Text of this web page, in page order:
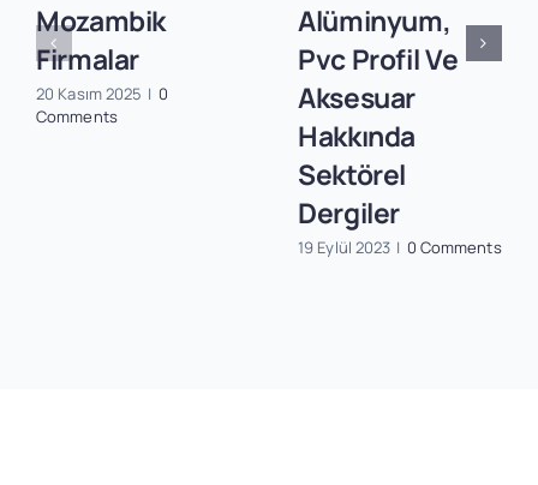
Mozambik
Firmalar
20 Kasım 2025 | 0
Comments
Alüminyum,
Pvc Profil Ve
Aksesuar
Hakkında
Sektörel
Dergiler
19 Eylül 2023 | 0 Comments